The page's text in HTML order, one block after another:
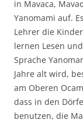
in Mavaca,
Yanomami auf.
Lehrer die
lernen Lesen
Sprache
Jahre alt wird,
am Oberen
dass in den
benutzen, die